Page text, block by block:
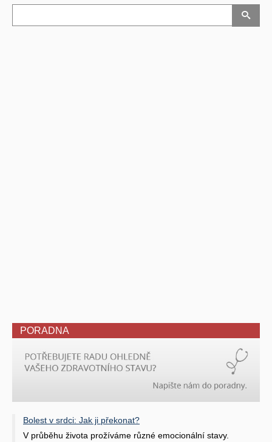
PORADNA
Bolest v srdci: Jak ji překonat?
V průběhu života prožíváme různé emocionální stavy.